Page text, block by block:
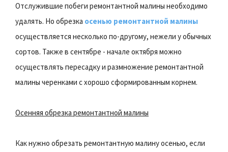
Отслужившие побеги ремонтантной малины необходимо
удалять. Но обрезка осенью ремонтантной малины
осуществляется несколько по-другому, нежели у обычных
сортов. Также в сентябре - начале октября можно
осуществлять пересадку и размножение ремонтантной
малины черенками с хорошо сформированным корнем.
Осенняя обрезка ремонтантной малины
Как нужно обрезать ремонтантную малину осенью, если